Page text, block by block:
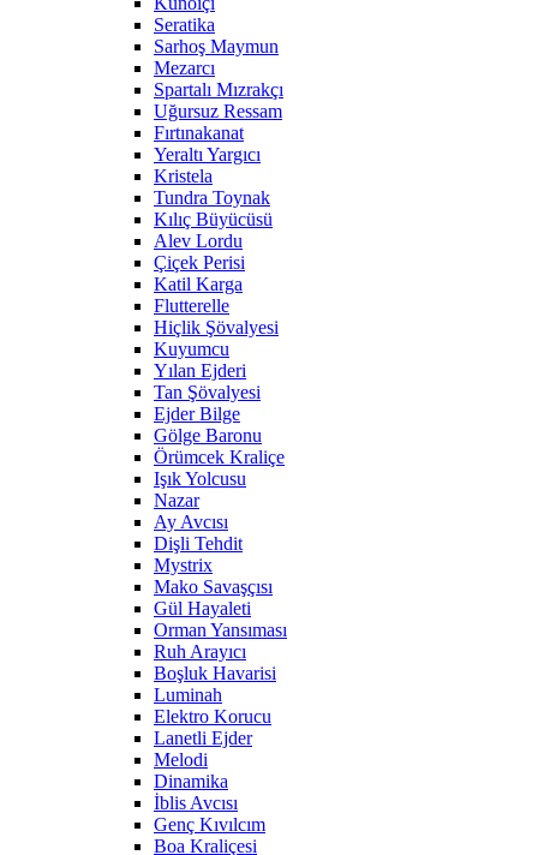
Seratika
Sarhoş Maymun
Mezarcı
Spartalı Mızrakçı
Uğursuz Ressam
Fırtınakanat
Yeraltı Yargıcı
Kristela
Tundra Toynak
Kılıç Büyücüsü
Alev Lordu
Çiçek Perisi
Katil Karga
Flutterelle
Hiçlik Şövalyesi
Kuyumcu
Yılan Ejderi
Tan Şövalyesi
Ejder Bilge
Gölge Baronu
Örümcek Kraliçe
Işık Yolcusu
Nazar
Ay Avcısı
Dişli Tehdit
Mystrix
Mako Savaşçısı
Gül Hayaleti
Orman Yansıması
Ruh Arayıcı
Boşluk Havarisi
Luminah
Elektro Korucu
Lanetli Ejder
Melodi
Dinamika
İblis Avcısı
Genç Kıvılcım
Boa Kraliçesi